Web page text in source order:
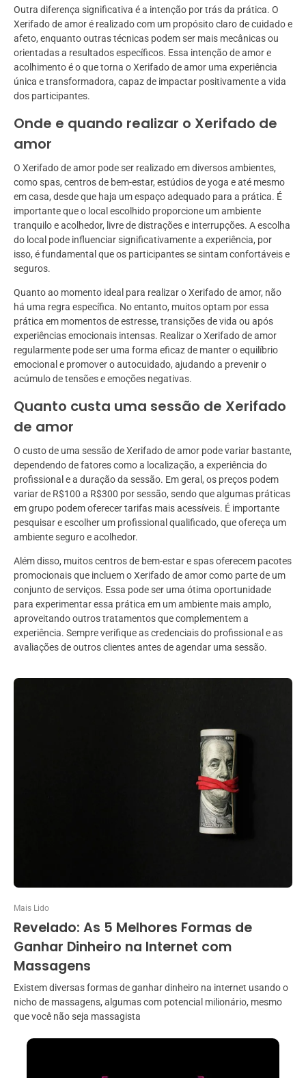
Outra diferença significativa é a intenção por trás da prática. O
Xerifado de amor é realizado com um propósito claro de cuidado e
afeto, enquanto outras técnicas podem ser mais mecânicas ou
orientadas a resultados específicos. Essa intenção de amor e
acolhimento é o que torna o Xerifado de amor uma experiência
única e transformadora, capaz de impactar positivamente a vida
dos participantes.
Onde e quando realizar o Xerifado de
amor
O Xerifado de amor pode ser realizado em diversos ambientes,
como spas, centros de bem-estar, estúdios de yoga e até mesmo
em casa, desde que haja um espaço adequado para a prática. É
importante que o local escolhido proporcione um ambiente
tranquilo e acolhedor, livre de distrações e interrupções. A escolha
do local pode influenciar significativamente a experiência, por
isso, é fundamental que os participantes se sintam confortáveis e
seguros.
Quanto ao momento ideal para realizar o Xerifado de amor, não
há uma regra específica. No entanto, muitos optam por essa
prática em momentos de estresse, transições de vida ou após
experiências emocionais intensas. Realizar o Xerifado de amor
regularmente pode ser uma forma eficaz de manter o equilíbrio
emocional e promover o autocuidado, ajudando a prevenir o
acúmulo de tensões e emoções negativas.
Quanto custa uma sessão de Xerifado
de amor
O custo de uma sessão de Xerifado de amor pode variar bastante,
dependendo de fatores como a localização, a experiência do
profissional e a duração da sessão. Em geral, os preços podem
variar de R$100 a R$300 por sessão, sendo que algumas práticas
em grupo podem oferecer tarifas mais acessíveis. É importante
pesquisar e escolher um profissional qualificado, que ofereça um
ambiente seguro e acolhedor.
Além disso, muitos centros de bem-estar e spas oferecem pacotes
promocionais que incluem o Xerifado de amor como parte de um
conjunto de serviços. Essa pode ser uma ótima oportunidade
para experimentar essa prática em um ambiente mais amplo,
aproveitando outros tratamentos que complementem a
experiência. Sempre verifique as credenciais do profissional e as
avaliações de outros clientes antes de agendar uma sessão.
Mais Lido
Revelado: As 5 Melhores Formas de
Ganhar Dinheiro na Internet com
Massagens
Existem diversas formas de ganhar dinheiro na internet usando o
nicho de massagens, algumas com potencial milionário, mesmo
que você não seja massagista